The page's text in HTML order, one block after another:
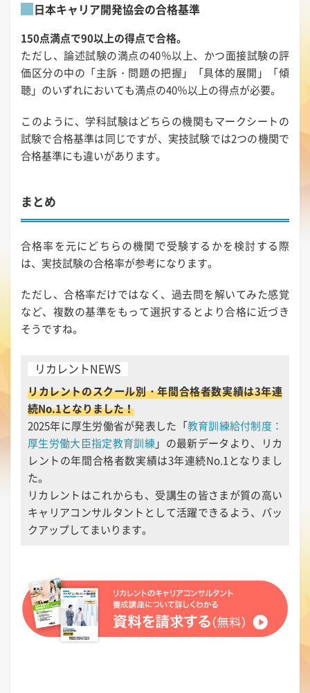
日本キャリア開発協会の合格基準
150点満点で90以上の得点で合格。
ただし、論述試験の満点の40％以上、かつ面接試験の評
価区分の中の「主訴・問題の把握」「具体的展開」「傾
聴」のいずれにおいても満点の40％以上の得点が必要。
このように、学科試験はどちらの機関もマークシートの
試験で合格基準は同じですが、実技試験では2つの機関で
合格基準にも違いがあります。
まとめ
合格率を元にどちらの機関で受験するかを検討する際
は、実技試験の合格率が参考になります。
ただし、合格率だけではなく、過去問を解いてみた感覚
など、複数の基準をもって選択するとより合格に近づき
そうですね。
リカレントNEWS
リカレントのスクール別・年間合格者数実績は3年連
続No.1となりました！
2025年に厚生労働省が発表した「教育訓練給付制度：
厚生労働大臣指定教育訓練 」の最新データより、リカ
レントの年間合格者数実績は3年連続No.1となりまし
た。
リカレントはこれからも、受講生の皆さまが質の高い
キャリアコンサルタントとして活躍できるよう、バッ
クアップしてまいります。